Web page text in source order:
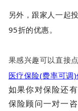
另外，跟家人一起
95折的优惠。
果感兴趣可以直接
医疗保险(费率可调
如果你对保险还
保险顾问一对一